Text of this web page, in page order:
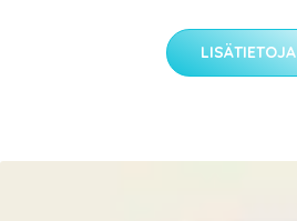
LISÄTIETOJA